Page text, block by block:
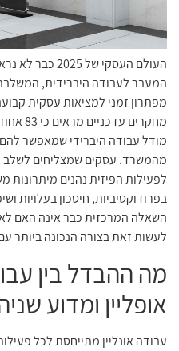
העולם העסקי של
המעבר לעבודה היברידית, המשלבת
מפתרון זמני למציאות עסקית
מודל עבודה היברידי שמאפשר
מהמשרד. עסקים שמצליחים לשלב
לפעילות הפיזית נהנים מיתרונות
בפרודוקטיביות, חיסכון בעלויות
השאלה המרכזית כבר אינה האם
לעשות זאת בצורה הנכונה ביותר
מה ההבדל בין
אופליין ומדוע
עבודה אונליין מתייחסת לכל